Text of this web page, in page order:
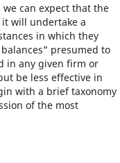
can expect that the
will undertake a
in which they
presumed to
in any given firm or
be less effective in
with a brief taxonomy
of the most